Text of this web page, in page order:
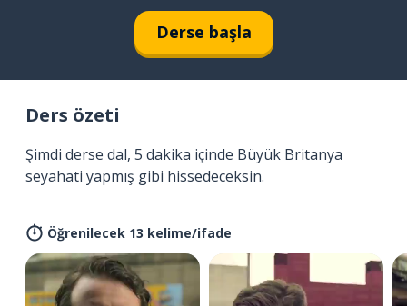
Derse başla
Ders özeti
Şimdi derse dal, 5 dakika içinde Büyük Britanya
seyahati yapmış gibi hissedeceksin.
Öğrenilecek 13 kelime/ifade